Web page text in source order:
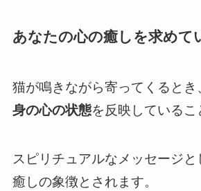
あなたの心の癒しを求めて
猫が鳴きながら寄ってくるとき
身の心の状態を反映しているこ
スピリチュアルなメッセージ
癒しの象徴とされます。